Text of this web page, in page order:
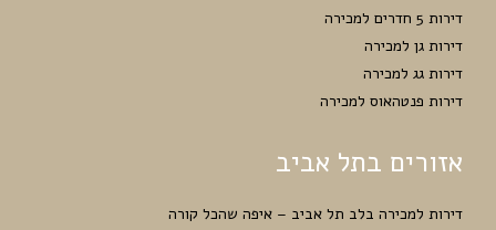
דירות 5 חדרים למכירה
דירות גן למכירה
דירות גג למכירה
דירות פנטהאוס למכירה
אזורים בתל אביב
דירות למכירה בלב תל אביב – איפה שהכל קורה